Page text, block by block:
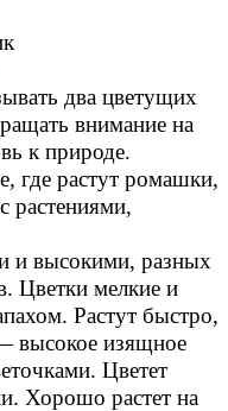
два цветущих
внимание на
к природе.
где растут ромашки,
растениями,
и высокими, разных
Цветки мелкие и
Растут быстро,
высокое изящное
Цветет
Хорошо растет на